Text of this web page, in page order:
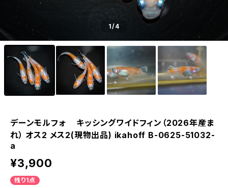
1/4
デーンモルフォ キッシングワイドフィン（2026年産ま
れ） オス2 メス2(現物出品) ikahoff B-0625-51032-
a
¥3,900
残り1点